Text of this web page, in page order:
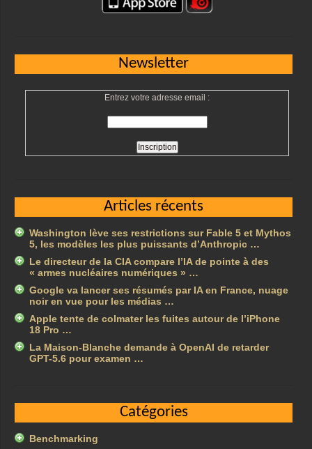
Newsletter
Entrez votre adresse email :
Articles récents
Washington lève ses restrictions sur Fable 5 et Mythos
5, les modèles les plus puissants d’Anthropic …
Le directeur de la CIA compare l’IA de pointe à des
« armes nucléaires numériques » …
Google va lancer ses résumés par IA en France, nuage
noir en vue pour les médias …
Apple tente de colmater les fuites autour de l’iPhone
18 Pro …
La Maison-Blanche demande à OpenAI de retarder
GPT-5.6 pour examen …
Catégories
Benchmarking